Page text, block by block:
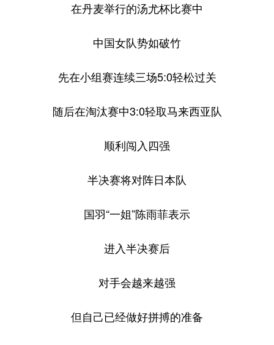
在丹麦举行的汤尤杯比赛中
中国女队势如破竹
先在小组赛连续三场5:0轻松过关
随后在淘汰赛中3:0轻取马来西亚队
顺利闯入四强
半决赛将对阵日本队
国羽“一姐”陈雨菲表示
进入半决赛后
对手会越来越强
但自己已经做好拼搏的准备